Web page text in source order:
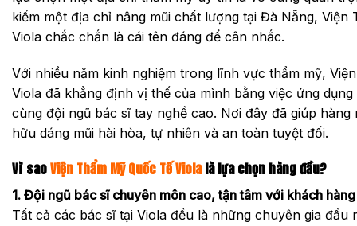
kiếm một địa chỉ nâng mũi chất lượng tại Đà Nẵng, Viện
Viola chắc chắn là cái tên đáng để cân nhắc.
Với nhiều năm kinh nghiệm trong lĩnh vực thẩm mỹ,
Viola đã khẳng định vị thế của mình bằng việc ứng
cùng đội ngũ bác sĩ tay nghề cao. Nơi đây đã giúp hàng
hữu dáng mũi hài hòa, tự nhiên và an toàn tuyệt đối.
Vì saoViện Thẩm Mỹ Quốc Tế Violalà lựa chọn hàng đầu?
1. Đội ngũ bác sĩ chuyên môn cao, tận tâm với khách hàng
Tất cả các bác sĩ tại Viola đều là những chuyên gia đầu